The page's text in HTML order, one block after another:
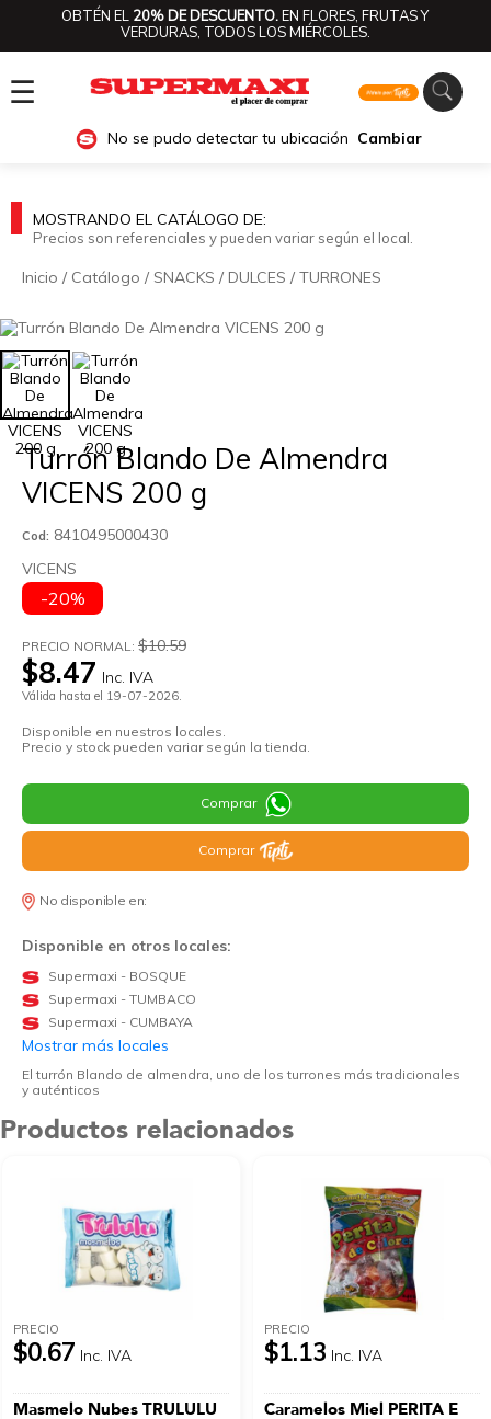
OBTÉN EL 20% DE DESCUENTO.EN FLORES, FRUTAS Y
VERDURAS, TODOS LOS MIÉRCOLES.
☰
No se pudo detectar tu ubicación Cambiar
MOSTRANDO EL CATÁLOGO DE:
Precios son referenciales y pueden variar según el local.
Inicio / Catálogo / SNACKS / DULCES /TURRONES
Turrón Blando De Almendra
VICENS 200 g
Cod: 8410495000430
VICENS
-20%
PRECIO NORMAL: $10.59
$8.47 Inc. IVA
Válida hasta el 19-07-2026.
Disponible en nuestros locales.
Precio y stock pueden variar según la tienda.
Comprar
Comprar
No disponible en:
Disponible en otros locales:
Supermaxi - BOSQUE
Supermaxi - TUMBACO
Supermaxi - CUMBAYA
Mostrar más locales
El turrón Blando de almendra, uno de los turrones más tradicionales
y auténticos
Productos relacionados
PRECIO
$0.67 Inc. IVA
Masmelo Nubes TRULULU
PRECIO
$1.13 Inc. IVA
Caramelos Miel PERITA E